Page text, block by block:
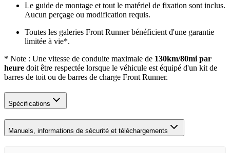
Le guide de montage et tout le matériel de fixation sont inclus.
Aucun perçage ou modification requis.
Toutes les galeries Front Runner bénéficient d'une garantie
limitée à vie*.
* Note : Une vitesse de conduite maximale de 130km/80mi par
heure doit être respectée lorsque le véhicule est équipé d'un kit de
barres de toit ou de barres de charge Front Runner.
Spécifications
Manuels, informations de sécurité et téléchargements